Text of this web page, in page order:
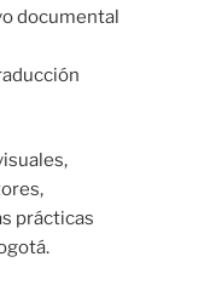
documental
prácticas